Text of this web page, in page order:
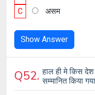
C
असम
Show Answer
Q52.हाल ही मे किस
सम्मानित किया